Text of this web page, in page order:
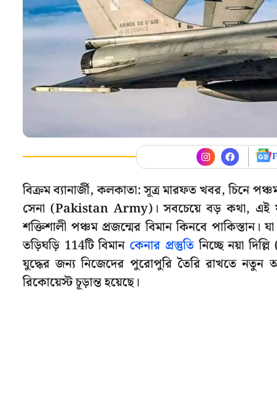
বিক্রম ব্যানার্জী, কলকাতা: সূত্র মারফত খবর, চিনে
সেনা (Pakistan Army)। সবচেয়ে বড় কথা, এই
শক্তিশালী পঞ্চম প্রজন্মের বিমান কিনবে
তড়িঘড়ি 114টি বিমানকেনার প্রস্তুতিনিচ্ছে নয়া
যুদ্ধের জন্য নিজেদের পুরোপুরি তৈরি রাখতে নতুন
রিকোয়েস্ট চূড়ান্ত হয়েছে।